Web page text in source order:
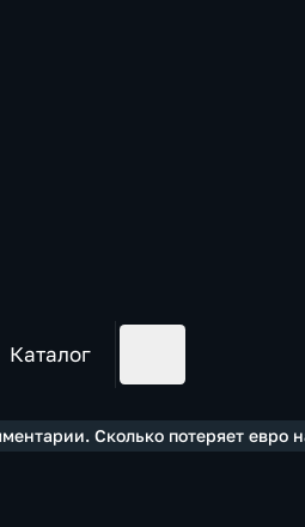
Каталог
Сколько потеряет евро